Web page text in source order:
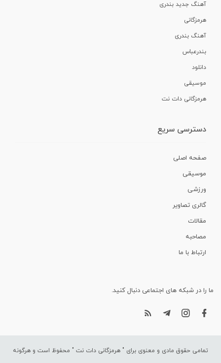
آهنگ جدید بندری
هرمزگانی
آهنگ بندری
بندرعباس
دانلود
موسیقی
هرمزگانی دات نت
دسترسی سریع
صفحه اصلی
موسیقی
ورزشی
گالری تصاویر
مقالات
مصاحبه
ارتباط با ما
ما را در شبکه های اجتماعی دنبال کنید.
تمامی حقوق مادی و معنوی برای " هرمزگانی دات نت " محفوظ است و هرگونه